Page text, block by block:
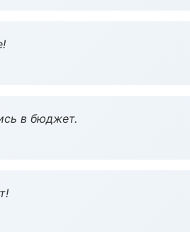
в бюджет.